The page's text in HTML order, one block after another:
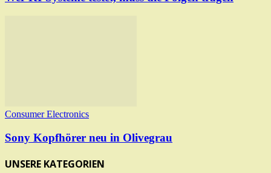
Consumer Electronics
Sony Kopfhörer neu in Olivegrau
UNSERE KATEGORIEN